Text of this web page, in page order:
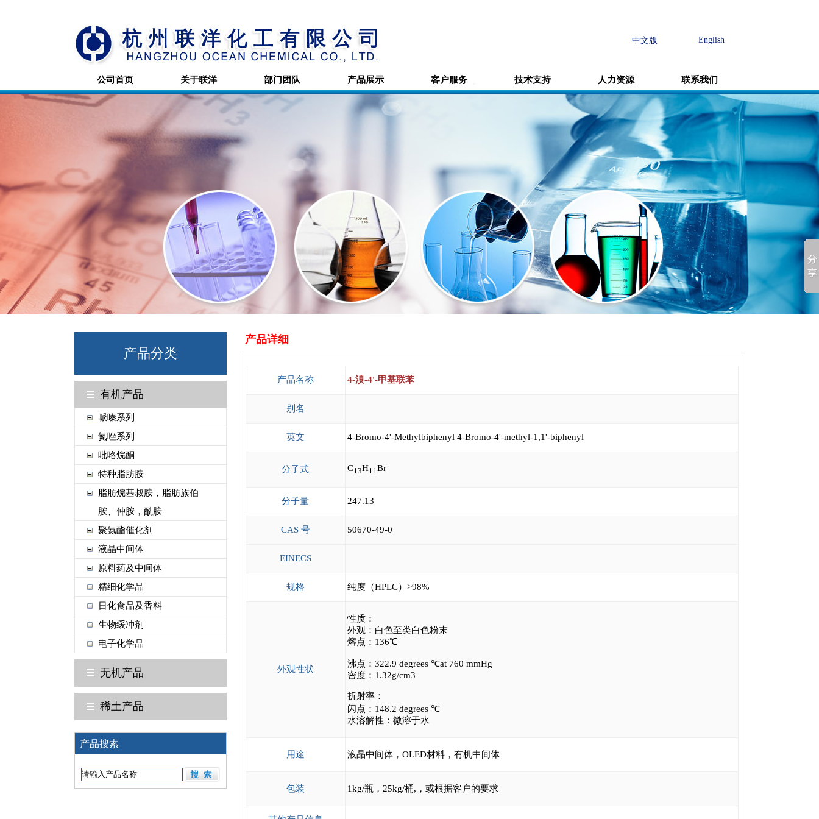
中文版 English
公司首页 关于联洋 部门团队 产品展示 客户服务 技术支持 人力资源 联系我们
产品分类
有机产品
哌嗪系列
氮唑系列
吡咯烷酮
特种脂肪胺
脂肪烷基叔胺，脂肪族伯
胺、仲胺，酰胺
聚氨酯催化剂
液晶中间体
原料药及中间体
精细化学品
日化食品及香料
生物缓冲剂
电子化学品
无机产品
稀土产品
产品搜索
产品详细
产品名称 4-溴-4'-甲基联苯
别名
英文 4-Bromo-4'-Methylbiphenyl 4-Bromo-4'-methyl-1,1'-biphenyl
分子式 C13H11Br
分子量 247.13
CAS 号 50670-49-0
EINECS
规格 纯度（HPLC）>98%
外观性状
性质：
外观：白色至类白色粉末
熔点：136℃
沸点：322.9 degrees ℃at 760 mmHg
密度：1.32g/cm3
折射率：
闪点：148.2 degrees ℃
水溶解性：微溶于水
用途 液晶中间体，OLED材料，有机中间体
包装 1kg/瓶，25kg/桶,，或根据客户的要求